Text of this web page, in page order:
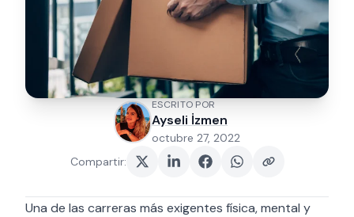
ESCRITO POR
Ayseli İzmen
octubre 27, 2022
Compartir:
Una de las carreras más exigentes física, mental y